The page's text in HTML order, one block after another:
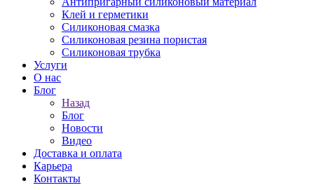
Клей и герметики
Силиконовая смазка
Силиконовая резина пористая
Силиконовая трубка
Услуги
О нас
Блог
Назад
Блог
Новости
Видео
Доставка и оплата
Карьера
Контакты